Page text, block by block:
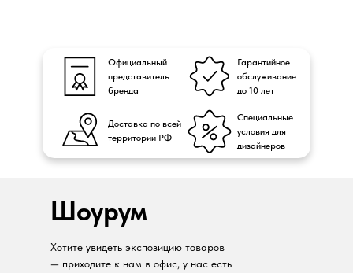
Официальный
представитель
бренда
Доставка по всей
территории РФ
Гарантийное
обслуживание
до 10 лет
Специальные
условия для
дизайнеров
Шоурум
Хотите увидеть экспозицию товаров
— приходите к нам в офис, у нас есть